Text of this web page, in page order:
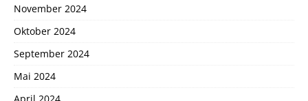
November 2024
Oktober 2024
September 2024
Mai 2024
April 2024